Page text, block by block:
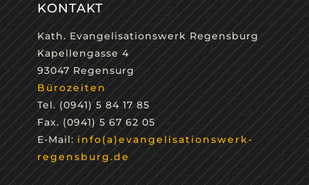
KONTAKT
Kath. Evangelisationswerk Regensburg
Kapellengasse 4
93047 Regensurg
Bürozeiten
Tel. (0941) 5 84 17 85
Fax. (0941) 5 67 62 05
E-Mail: info(a)evangelisationswerk-
regensburg.de